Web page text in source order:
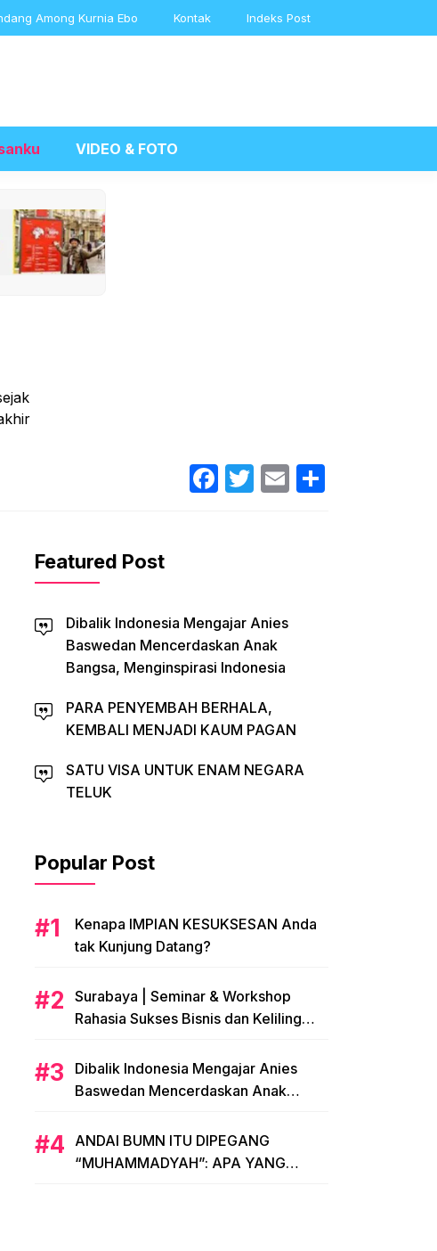
Among Kurnia Ebo Kontak Indeks Post
VIDEO & FOTO
Facebook
Twitter
Email
Featured Post
Dibalik Indonesia Mengajar Anies
Baswedan Mencerdaskan Anak
Bangsa, Menginspirasi Indonesia
PARA PENYEMBAH BERHALA,
KEMBALI MENJADI KAUM PAGAN
SATU VISA UNTUK ENAM NEGARA
TELUK
Popular Post
​Kenapa IMPIAN KESUKSESAN Anda
tak Kunjung Datang?
​Surabaya | Seminar & Workshop
Rahasia Sukses Bisnis dan Keliling
Dibalik Indonesia Mengajar Anies
Baswedan Mencerdaskan Anak
ANDAI BUMN ITU DIPEGANG
“MUHAMMADYAH”: APA YANG